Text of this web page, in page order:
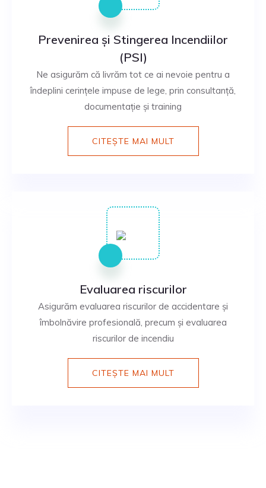
Prevenirea și Stingerea Incendiilor
(PSI)
Ne asigurăm că livrăm tot ce ai nevoie pentru a
îndeplini cerințele impuse de lege, prin consultanță,
documentație și training
CITEȘTE MAI MULT
Evaluarea riscurilor
Asigurăm evaluarea riscurilor de accidentare și
îmbolnăvire profesională, precum și evaluarea
riscurilor de incendiu
CITEȘTE MAI MULT